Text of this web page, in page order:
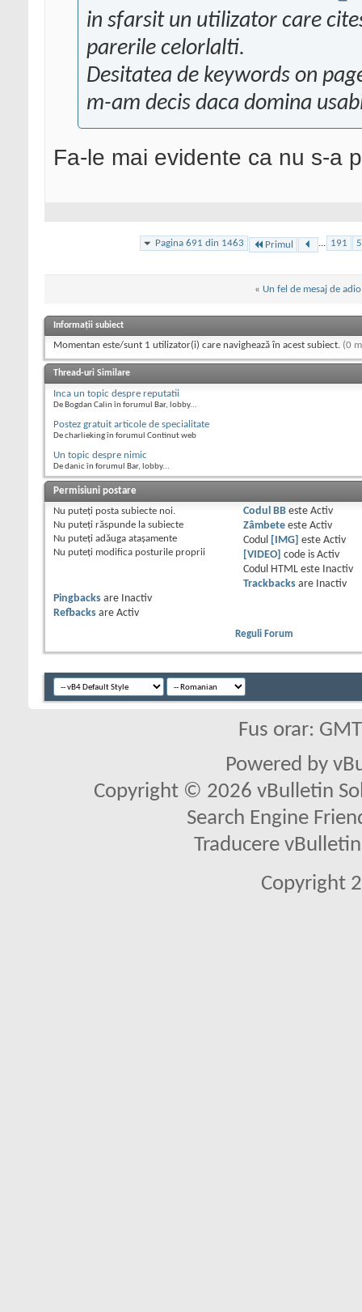
in sfarsit un utilizator care
parerile celorlalti.
Desitatea de keywords on
m-am decis daca domina
Fa-le mai evidente ca nu s-a
Pagina 691 din 1463 Primul ... 191
« Un fel de mesaj de adio
Informații subiect
Momentan este/sunt 1 utilizator(i) care navighează în acest subiect. (0
Thread-uri Similare
Inca un topic despre reputatii
De Bogdan Calin în forumul Bar, lobby...
Postez gratuit articole de specialitate
De charlieking în forumul Continut web
Un topic despre nimic
De danic în forumul Bar, lobby...
Permisiuni postare
Nu puteţi posta subiecte noi.
Nu puteţi răspunde la subiecte
Nu puteţi adăuga ataşamente
Nu puteţi modifica posturile proprii
Codul BBeste Activ
Zâmbeteeste Activ
Codul
[IMG] este Activ
[VIDEO] code is Activ
Codul HTML este
Inactiv
Trackbacksare
Inactiv
Pingbacks are
Inactiv
Refbacks are Activ
Reguli Forum
Fus orar:
Powered by
Copyright © 2026 vBulletin
Search Engine
Traducere
Copyright